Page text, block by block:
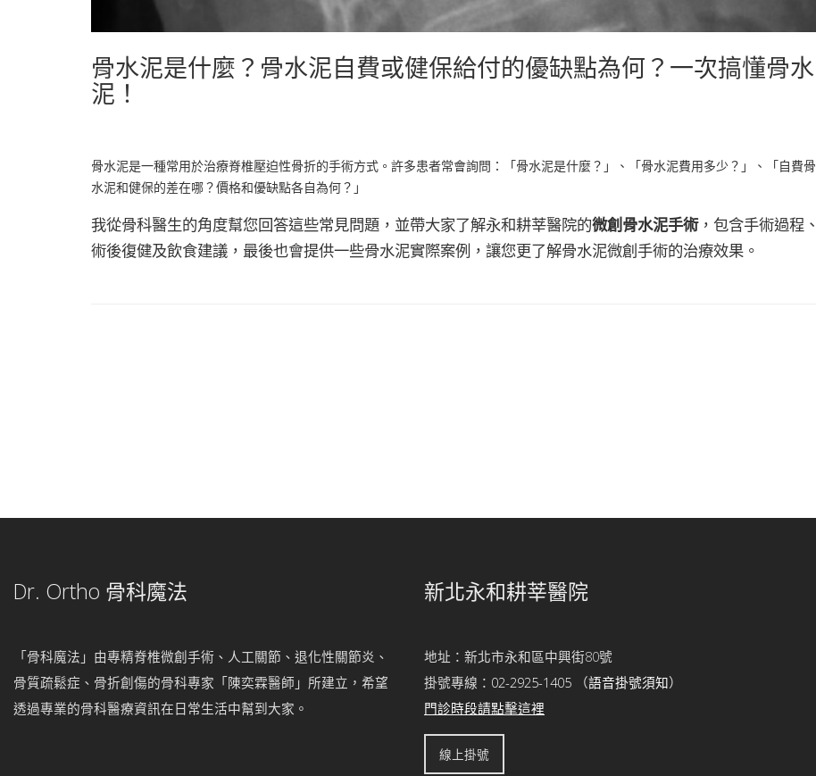
骨水泥是什麼？骨水泥自費或健保給付的優缺點為何？一次搞懂骨水
泥！
骨水泥是一種常用於治療脊椎壓迫性骨折的手術方式。許多患者常會詢問：「骨水泥是什麼？」、「骨水泥費用多少？」、「自費骨
水泥和健保的差在哪？價格和優缺點各自為何？」
我從骨科醫生的角度幫您回答這些常見問題，並帶大家了解永和耕莘醫院的微創骨水泥手術，包含手術過程、
術後復健及飲食建議，最後也會提供一些骨水泥實際案例，讓您更了解骨水泥微創手術的治療效果。
Dr. Ortho 骨科魔法
「骨科魔法」由專精脊椎微創手術、人工關節、退化性關節炎、
骨質疏鬆症、骨折創傷的骨科專家「陳奕霖醫師」所建立，希望
透過專業的骨科醫療資訊在日常生活中幫到大家。
新北永和耕莘醫院
地址：新北市永和區中興街80號
掛號專線： 02-2925-1405 （語音掛號須知）
門診時段請點擊這裡
線上掛號